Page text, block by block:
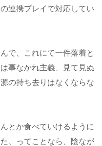
連携プレイで対応してい
で、これにて一件落着と
事なかれ主義、見て見ぬ
の持ち去りはなくならな
とか食べていけるように
、ってことなら、陰なが